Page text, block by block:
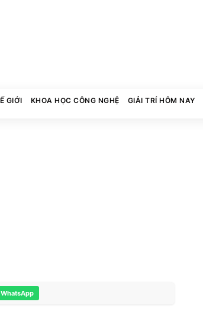
GIỚI KHOA HỌC CÔNG NGHỆ GIẢI TRÍ HÔM NAY
WhatsApp